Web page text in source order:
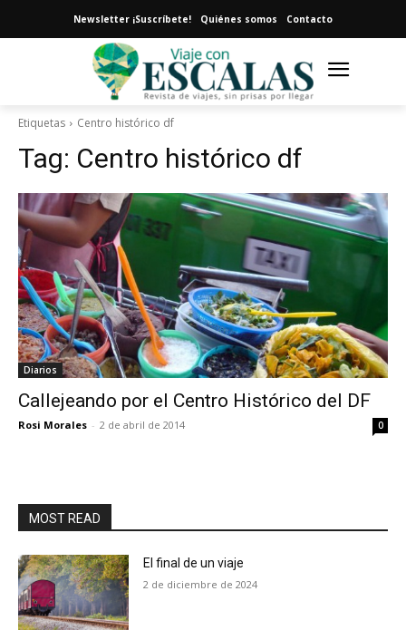
Newsletter ¡Suscríbete! Quiénes somos Contacto
Etiquetas Centro histórico df
Tag: Centro histórico df
Diarios
Callejeando por el Centro Histórico del DF
Rosi Morales - 2 de abril de 2014 0
MOST READ
El final de un viaje
2 de diciembre de 2024